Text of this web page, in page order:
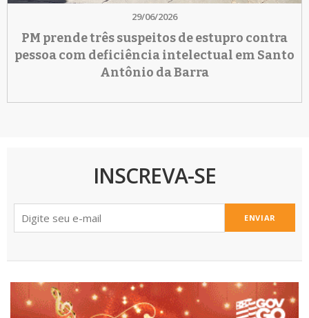
29/06/2026
PM prende três suspeitos de estupro contra
pessoa com deficiência intelectual em Santo
Antônio da Barra
INSCREVA-SE
ENVIAR